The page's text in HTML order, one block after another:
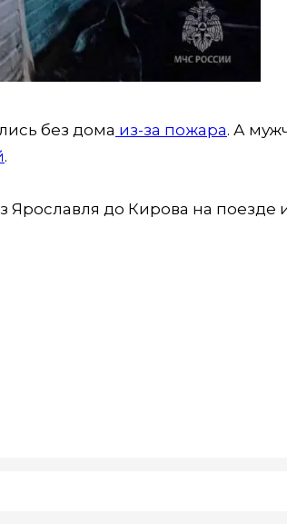
без дома из-за пожара. А
.
Ярославля до Кирова на поезде